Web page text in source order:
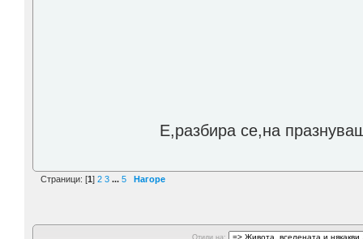
Е,разбира се,на
Страници: [1] 2 3 ... 5 Нагоре